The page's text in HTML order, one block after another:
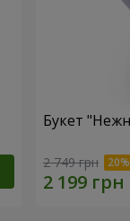
Букет
2 749 грн